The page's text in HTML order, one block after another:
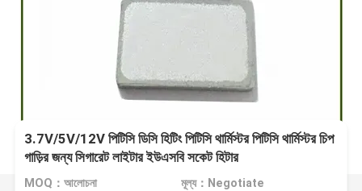
3.7V/5V/12V পিটিসি ডিসি হিটিং পিটিসি থার্মিস্টর পিটিসি থার্মিস্টর চিপ
গাড়ির জন্য সিগারেট লাইটার ইউএসবি সকেট হিটার
MOQ：আলোচনা মূল্য：Negotiate